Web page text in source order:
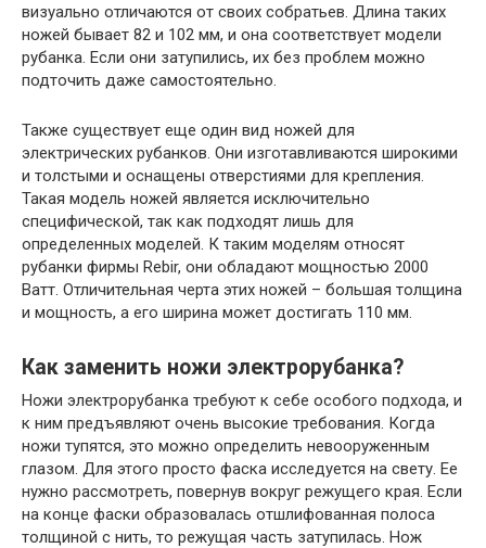
визуально отличаются от своих собратьев. Длина таких
ножей бывает 82 и 102 мм, и она соответствует модели
рубанка. Если они затупились, их без проблем можно
подточить даже самостоятельно.
Также существует еще один вид ножей для
электрических рубанков. Они изготавливаются широкими
и толстыми и оснащены отверстиями для крепления.
Такая модель ножей является исключительно
специфической, так как подходят лишь для
определенных моделей. К таким моделям относят
рубанки фирмы Rebir, они обладают мощностью 2000
Ватт. Отличительная черта этих ножей – большая толщина
и мощность, а его ширина может достигать 110 мм.
Как заменить ножи электрорубанка?
Ножи электрорубанка требуют к себе особого подхода, и
к ним предъявляют очень высокие требования. Когда
ножи тупятся, это можно определить невооруженным
глазом. Для этого просто фаска исследуется на свету. Ее
нужно рассмотреть, повернув вокруг режущего края. Если
на конце фаски образовалась отшлифованная полоса
толщиной с нить, то режущая часть затупилась. Нож